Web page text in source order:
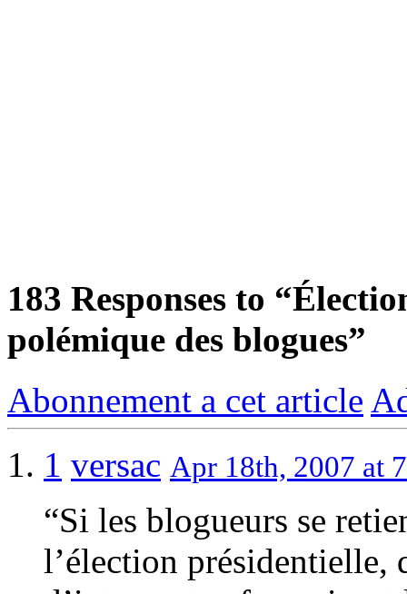
183 Responses to
polémique des blogues”
Abonnement a cet article
1 versac Apr 18th, 2007 at
“Si les blogueurs se
l’élection présidentielle,